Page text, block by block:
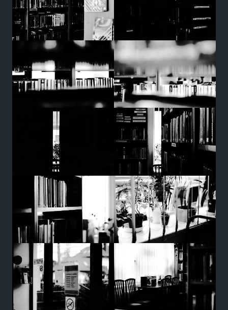
Udostępniając
zainteresowania i
zachowania
podczas
odwiedzania naszej
strony, zwiększasz
szansę na
zobaczenie
spersonalizowanych
treści i ofert.